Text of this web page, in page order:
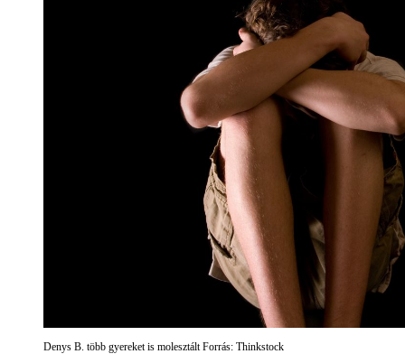
Denys B. több gyereket is molesztált Forrás: Thinkstock